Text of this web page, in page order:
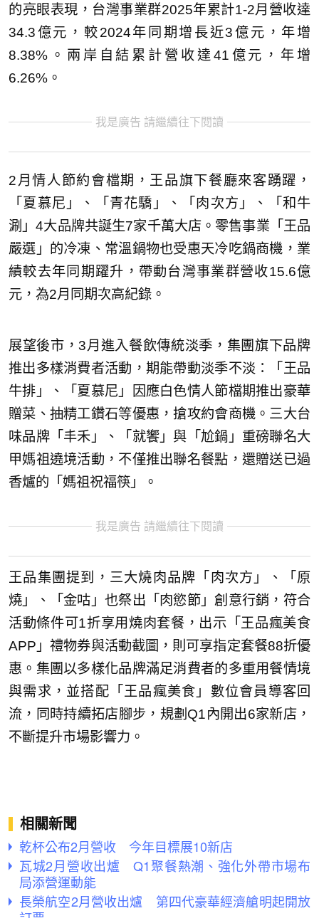
的亮眼表現，台灣事業群2025年累計1-2月營收達
34.3億元，較2024年同期增長近3億元，年增
8.38%。兩岸自結累計營收達41億元，年增
6.26%。
我是廣告 請繼續往下閱讀
2月情人節約會檔期，王品旗下餐廳來客踴躍，
「夏慕尼」、「青花驕」、「肉次方」、「和牛
涮」4大品牌共誕生7家千萬大店。零售事業「王品
嚴選」的冷凍、常溫鍋物也受惠天冷吃鍋商機，業
績較去年同期躍升，帶動台灣事業群營收15.6億
元，為2月同期次高紀錄。
展望後市，3月進入餐飲傳統淡季，集團旗下品牌
推出多樣消費者活動，期能帶動淡季不淡：「王品
牛排」、「夏慕尼」因應白色情人節檔期推出豪華
贈菜、抽精工鑽石等優惠，搶攻約會商機。三大台
味品牌「丰禾」、「就饗」與「尬鍋」重磅聯名大
甲媽祖遶境活動，不僅推出聯名餐點，還贈送已過
香爐的「媽祖祝福筷」。
我是廣告 請繼續往下閱讀
王品集團提到，三大燒肉品牌「肉次方」、「原
燒」、「金咕」也祭出「肉慾節」創意行銷，符合
活動條件可1折享用燒肉套餐，出示「王品瘋美食
APP」禮物券與活動截圖，則可享指定套餐88折優
惠。集團以多樣化品牌滿足消費者的多重用餐情境
與需求，並搭配「王品瘋美食」數位會員導客回
流，同時持續拓店腳步，規劃Q1內開出6家新店，
不斷提升市場影響力。
相關新聞
乾杯公布2月營收 今年目標展10新店
瓦城2月營收出爐 Q1聚餐熱潮、強化外帶市場布
局添營運動能
長榮航空2月營收出爐 第四代豪華經濟艙明起開放